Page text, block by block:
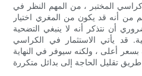
المختبر ، من المهم النظر في
من أنه قد يكون من المغري اختيار
أن نتذكر أنه لا ينبغي التضحية
قد يأتي الاستثمار في الكراسي
بسعر أعلى ، ولكنه سيوفر في النهاية